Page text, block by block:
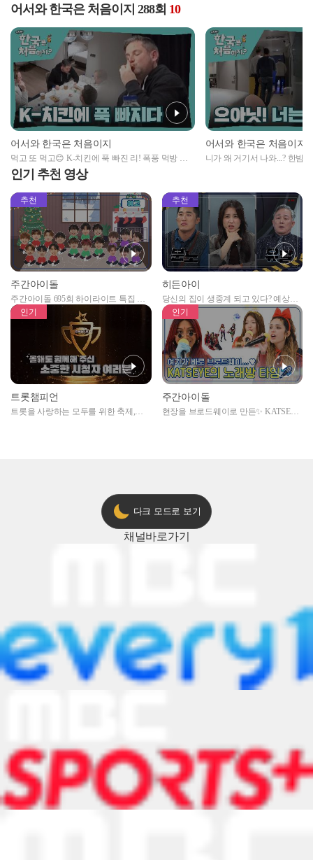
어서와 한국은 처음이지 288회 10
어서와 한국은 처음이지
먹고 또 먹고😊 K-치킨에 푹 빠진 리! 폭풍 먹방 시
전ㅋㅋ
어서와 한국은 처음이지
니가 왜 거기서 나와...? 한밤
인기 추천 영상
추천
주간아이돌
주간아이돌 695회 하이라이트 특집 남
자아이돌편 예고
추천
히든아이
당신의 집이 생중계 되고 있다? 예상치
못한 곳에서 일어나는 불법촬영 범죄!
인기
트롯챔피언
트롯을 사랑하는 모두를 위한 축제,
인기
주간아이돌
현장을 브로드웨이로 만든✨ KATSEYE
다크 모드로 보기
채널바로가기